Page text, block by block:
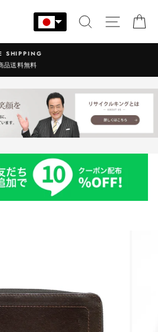
検索 サイト
営業時間：9:00-17:30 年中無休